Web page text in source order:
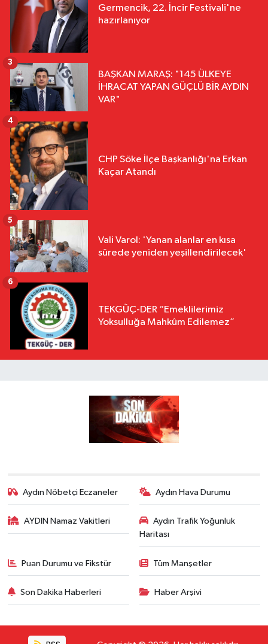
Germencik, 22. İncir Festivali'ne
hazırlanıyor
BAŞKAN MARAŞ: "145 ÜLKEYE
İHRACAT YAPAN GÜÇLÜ BİR AYDIN
VAR"
3
CHP Söke İlçe Başkanlığı'na Erkan
Kaçar Atandı
4
Vali Varol: 'Yanan alanlar en kısa
sürede yeniden yeşillendirilecek'
5
TEKGÜÇ-DER “Emeklilerimiz
Yoksulluğa Mahkûm Edilemez”
6
Aydın Nöbetçi Eczaneler Aydın Hava Durumu
AYDIN Namaz Vakitleri
Aydın Trafik Yoğunluk
Haritası
Puan Durumu ve Fikstür Tüm Manşetler
Son Dakika Haberleri Haber Arşivi